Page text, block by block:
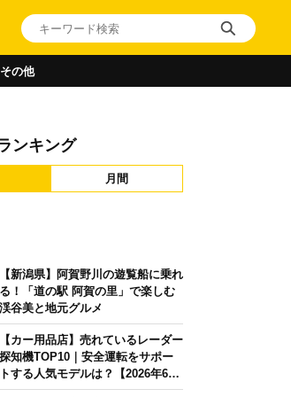
その他
ンキング
月間
【新潟県】阿賀野川の遊覧船に乗れ
る！「道の駅 阿賀の里」で楽しむ
渓谷美と地元グルメ
【カー用品店】売れているレーダー
探知機TOP10｜安全運転をサポー
トする人気モデルは？【2026年6月
版】